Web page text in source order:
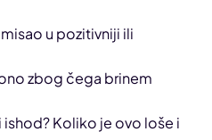
u pozitivniji ili
zbog čega brinem
Koliko je ovo loše i